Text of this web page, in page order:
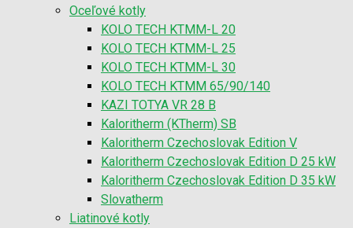
Oceľové kotly
KOLO TECH KTMM-L 20
KOLO TECH KTMM-L 25
KOLO TECH KTMM-L 30
KOLO TECH KTMM 65/90/140
KAZI TOTYA VR 28 B
Kaloritherm (KTherm) SB
Kaloritherm Czechoslovak Edition V
Kaloritherm Czechoslovak Edition D 25 kW
Kaloritherm Czechoslovak Edition D 35 kW
Slovatherm
Liatinové kotly